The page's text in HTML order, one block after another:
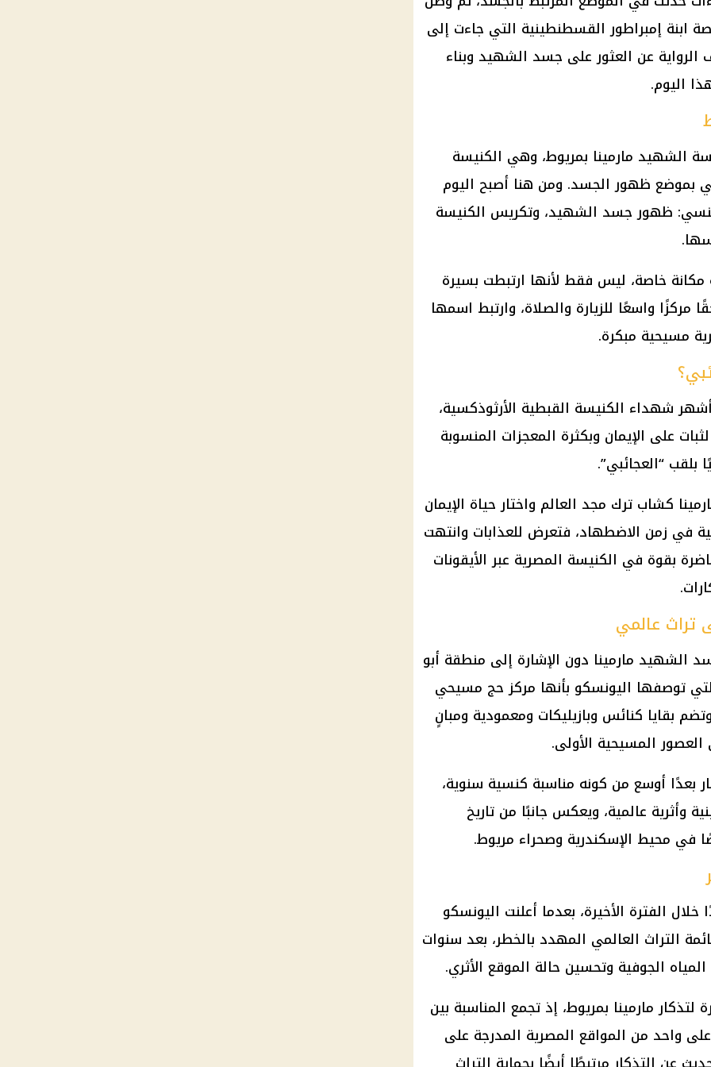
ابنة إمبراطور القسطنطينية التي جاءت إلى
عن العثور على جسد الشهيد وبناء
اليوم.
الشهيد مارمينا بمريوط، وهي الكنيسة
بموضع ظهور الجسد. ومن هنا أصبح اليوم
ظهور جسد الشهيد، وتكريس الكنيسة
خاصة، ليس فقط لأنها ارتبطت بسيرة
مركزًا واسعًا للزيارة والصلاة، وارتبط اسمها
مسيحية مبكرة.
شهداء الكنيسة القبطية الأرثوذكسية،
على الإيمان وبكثرة المعجزات المنسوبة
“العجائبي”.
كشاب ترك مجد العالم واختار حياة الإيمان
في زمن الاضطهاد، فتعرض للعذابات وانتهت
بقوة في الكنيسة المصرية عبر الأيقونات
تراث عالمي
الشهيد مارمينا دون الإشارة إلى منطقة أبو
توصفها اليونسكو بأنها مركز حج مسيحي
بقايا كنائس وبازيليكات ومعمودية ومبانٍ
المسيحية الأولى.
بعدًا أوسع من كونه مناسبة كنسية سنوية،
وأثرية عالمية، ويعكس جانبًا من تاريخ
في محيط الإسكندرية وصحراء مريوط.
الفترة الأخيرة، بعدما أعلنت اليونسكو
من قائمة التراث العالمي المهدد بالخطر، بعد سنوات
الجوفية وتحسين حالة الموقع الأثري.
مارمينا بمريوط، إذ تجمع المناسبة بين
واحد من المواقع المصرية المدرجة على